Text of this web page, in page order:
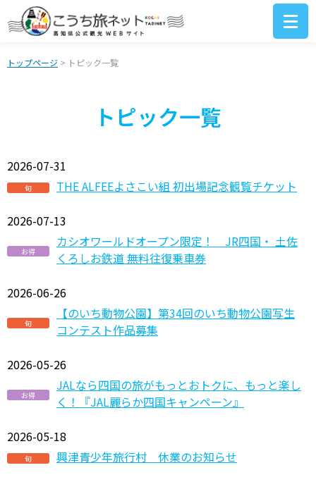
トップページ > トピック一覧
トピック一覧
2026-07-31
旬 THE ALFEEよさこい組 初出場記念観覧チケット
2026-07-13
お得
カシオワールドオープン限定！ JR四国・ 土佐
くろしお鉄道 無料往復乗車券
2026-06-26
旬
【のいち動物公園】第34回のいち動物公園写生
コンテスト作品募集
2026-05-26
お得
JALなら四国の旅がもっとおトクに、もっと楽し
く！『JAL麗らか四国キャンペーン』
2026-05-18
旬 興津青少年旅行村 休業のお知らせ